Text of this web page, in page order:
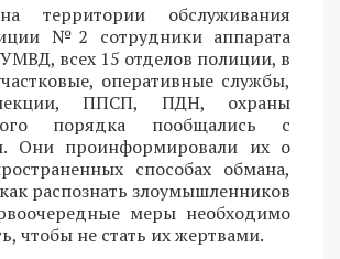
территории обслуживания
№2 сотрудники аппарата
всех 15 отделов полиции, в
оперативные службы,
ППСП, ПДН, охраны
порядка пообщались с
Они проинформировали их о
способах обмана,
распознать злоумышленников
меры необходимо
чтобы не стать их жертвами.